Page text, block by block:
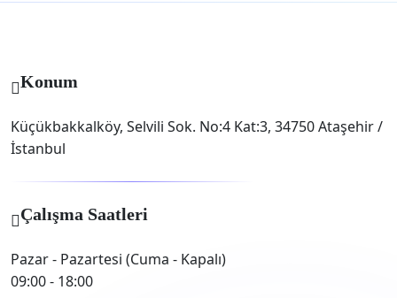
Konum
Küçükbakkalköy, Selvili Sok. No:4 Kat:3, 34750 Ataşehir /
İstanbul
Çalışma Saatleri
Pazar - Pazartesi (Cuma - Kapalı)
09:00 - 18:00